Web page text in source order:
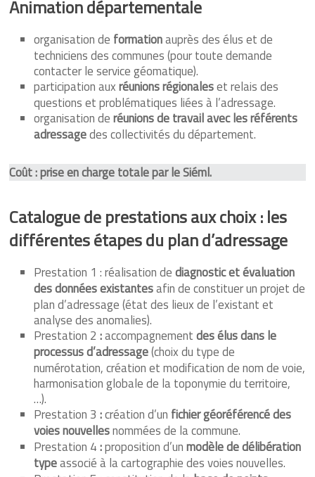
Animation départementale
organisation de formationauprès des élus et de
techniciens des communes (pour toute demande
contacter le service géomatique).
participation auxréunions régionaleset relais des
questions et problématiques liées à l’adressage.
organisation deréunions de travail avec les référents
adressagedes collectivités du département.
Coût : prise en charge totale par le Siéml.
Catalogue de prestations aux choix : les
différentes étapes du plan d’adressage
Prestation 1 : réalisation dediagnostic et évaluation
des données existantesafin de constituer un projet de
plan d’adressage (état des lieux de l’existant et
analyse des anomalies).
Prestation 2 :accompagnementdes élus dans le
processus d’adressage(choix du type de
numérotation, création et modification de nom de voie,
harmonisation globale de la toponymie du territoire,
…).
Prestation 3 :création d’un fichier géoréférencé des
voies nouvellesnommées de la commune.
Prestation 4:proposition d’unmodèle de délibération
typeassocié à la cartographie des voies nouvelles.